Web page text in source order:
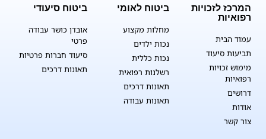
המרכז לזכויות
רפואיות
עמוד הבית
תביעות סיעוד
מימוש זכויות
רפואיות
דרושים
אודות
צור קשר
ביטוח לאומי
מחלות מקצוע
נכות ילדים
נכות כללית
רשלנות רפואית
תאונות דרכים
תאונות עבודה
ביטוח סיעודי
אובדן כושר עבודה
פרטי
סיעוד חברות פרטיות
תאונות דרכים